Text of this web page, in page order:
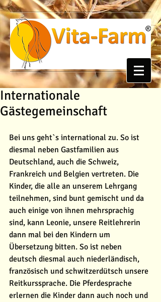
Internationale
Gästegemeinschaft
Bei uns geht`s international zu. So ist
diesmal neben Gastfamilien aus
Deutschland, auch die Schweiz,
Frankreich und Belgien vertreten. Die
Kinder, die alle an unserem Lehrgang
teilnehmen, sind bunt gemischt und da
auch einige von ihnen mehrsprachig
sind, kann Leonie, unsere Reitlehrerin
dann mal bei den Kindern um
Übersetzung bitten. So ist neben
deutsch diesmal auch niederländisch,
französisch und schwitzerdütsch unsere
Reitkurssprache. Die Pferdesprache
erlernen die Kinder dann auch noch und